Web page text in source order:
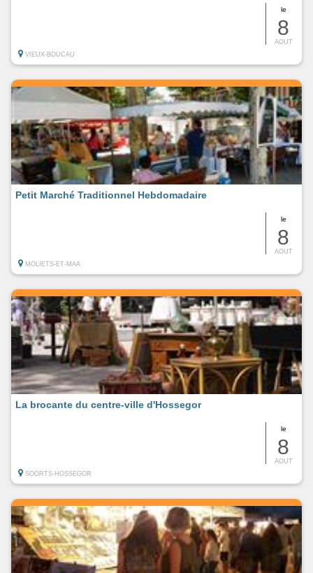
le
8
AOUT
VIEUX-BOUCAU
le
8
AOUT
Petit Marché Traditionnel Hebdomadaire
MOLIETS-ET-MAA
le
8
AOUT
La brocante du centre-ville d'Hossegor
SOORTS-HOSSEGOR